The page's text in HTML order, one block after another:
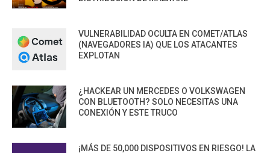
VULNERABILIDAD OCULTA EN COMET/ATLAS
(NAVEGADORES IA) QUE LOS ATACANTES
EXPLOTAN
¿HACKEAR UN MERCEDES O VOLKSWAGEN
CON BLUETOOTH? SOLO NECESITAS UNA
CONEXIÓN Y ESTE TRUCO
¡MÁS DE 50,000 DISPOSITIVOS EN RIESGO! LA